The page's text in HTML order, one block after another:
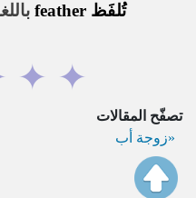
تُلفَظfeather
✦
✦
تصفّح المقالات
زوجة أب